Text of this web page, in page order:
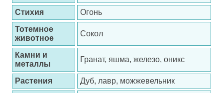
Стихия
Огонь
Тотемное
животное
Сокол
Камни и
металлы
Гранат, яшма, железо, оникс
Растения Дуб, лавр, можжевельник